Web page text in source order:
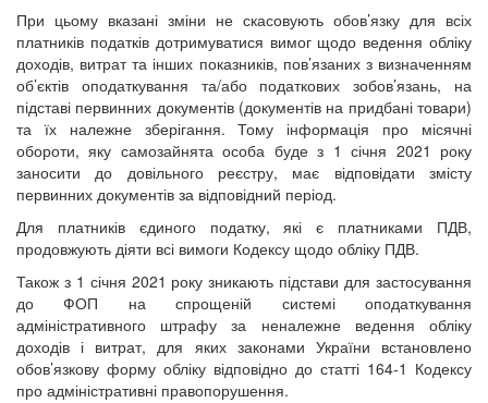
При цьому вказані зміни не скасовують обов’язку для всіх
платників податків дотримуватися вимог щодо ведення обліку
доходів, витрат та інших показників, пов’язаних з визначенням
об’єктів оподаткування та/або податкових зобов’язань, на
підставі первинних документів (документів на придбані товари)
та їх належне зберігання. Тому інформація про місячні
обороти, яку самозайнята особа буде з 1 січня 2021 року
заносити до довільного реєстру, має відповідати змісту
первинних документів за відповідний період.
Для платників єдиного податку, які є платниками ПДВ,
продовжують діяти всі вимоги Кодексу щодо обліку ПДВ.
Також з 1 січня 2021 року зникають підстави для застосування
до ФОП на спрощеній системі оподаткування
адміністративного штрафу за неналежне ведення обліку
доходів і витрат, для яких законами України встановлено
обов’язкову форму обліку відповідно до статті 164-1 Кодексу
про адміністративні правопорушення.